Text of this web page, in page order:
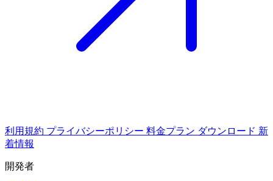
利用規約 プライバシーポリシー 料金プラン ダウンロード 新
着情報
開発者